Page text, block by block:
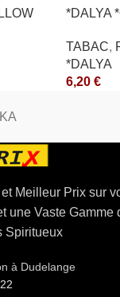
*DALYA
TABAC,
*DALYA
6,20 €
Meilleur Prix sur
une Vaste Gamme
Spiritueux
à Dudelange